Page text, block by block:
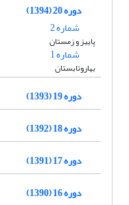
دوره 20 (1394)
شماره 2
پاییز و زمستان
شماره 1
بهاروتابستان
دوره 19 (1393)
دوره 18 (1392)
دوره 17 (1391)
دوره 16 (1390)